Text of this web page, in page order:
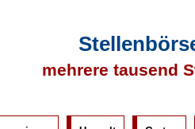
mehrere tausend